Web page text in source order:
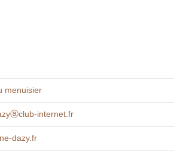
menuisier
internet.fr
dazy.fr